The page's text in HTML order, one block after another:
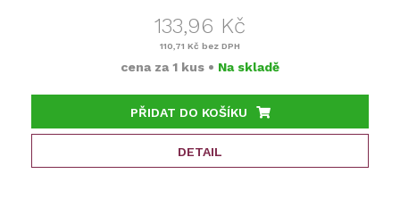
133,96 Kč
110,71 Kč bez DPH
cena za 1 kus • Na skladě
PŘIDAT DO KOŠÍKU
DETAIL